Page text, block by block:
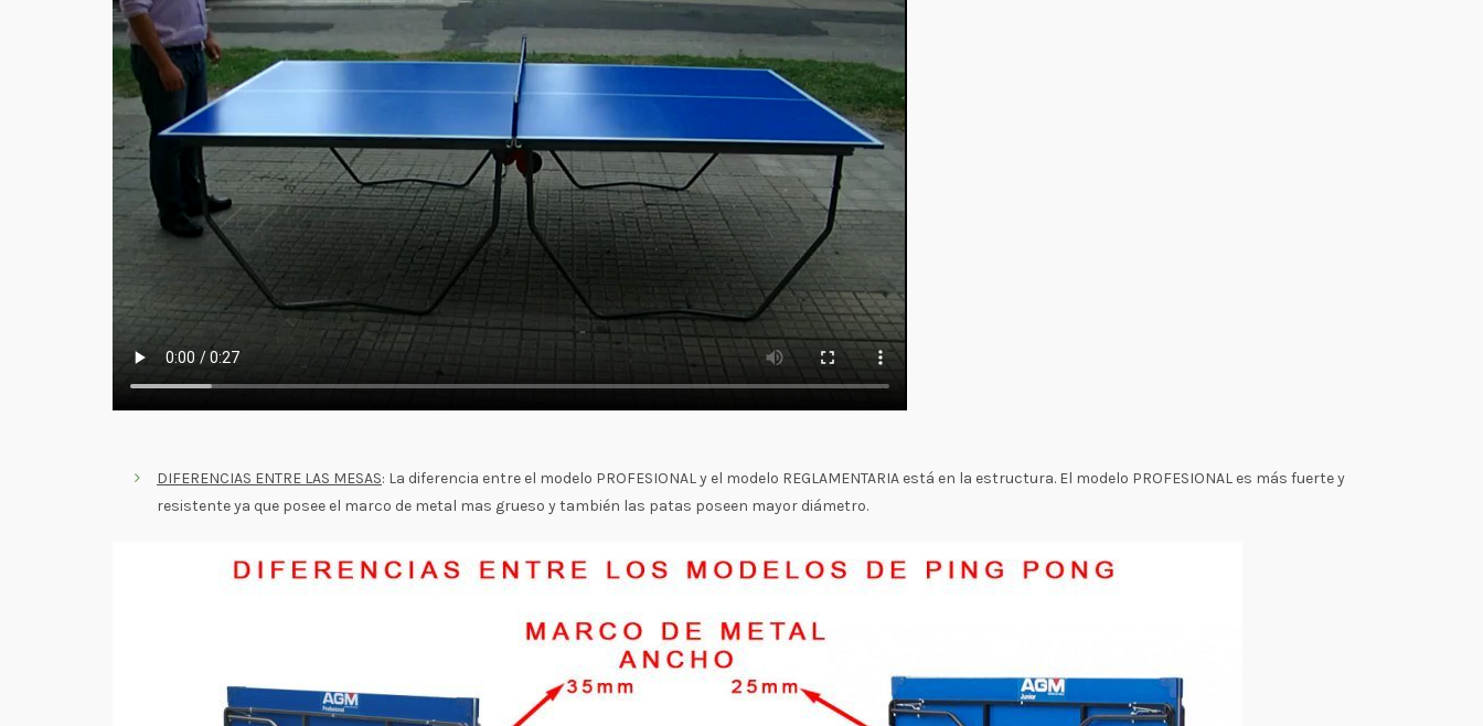
DIFERENCIAS ENTRE LAS MESAS: La diferencia entre el modelo PROFESIONAL y el modelo REGLAMENTARIA está en la estructura. El modelo PROFESIONAL es más fuerte y
resistente ya que posee el marco de metal mas grueso y también las patas poseen mayor diámetro.